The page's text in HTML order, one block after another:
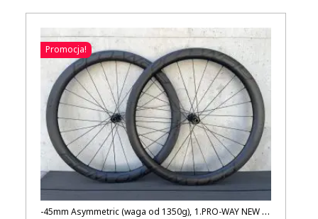
Promocja!
-45mm Asymmetric (waga od 1350g) 1.PRO-WAY NEW TITANIUM (UCI APPROVED)